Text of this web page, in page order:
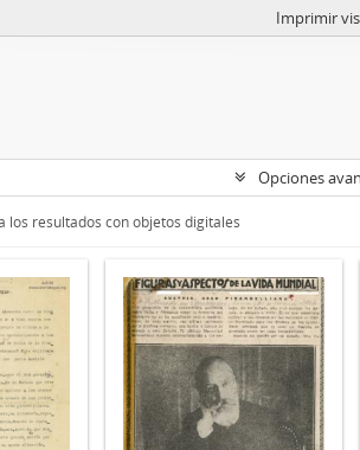
Imprimir
Opciones
los resultados con objetos digitales